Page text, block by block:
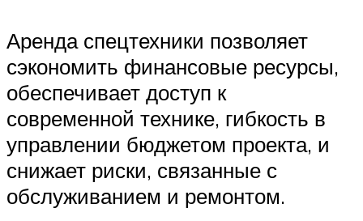
Аренда спецтехники позволяет
сэкономить финансовые ресурсы,
обеспечивает доступ к
современной технике, гибкость в
управлении бюджетом проекта, и
снижает риски, связанные с
обслуживанием и ремонтом.